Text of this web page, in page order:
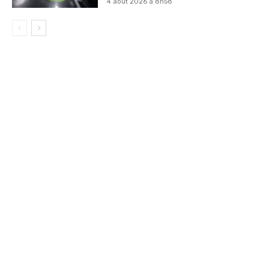
4 août 2026 à 8h58